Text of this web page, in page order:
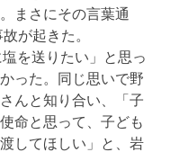
まさにその言葉通
が起きた。
を送りたい」と思っ
った。同じ思いで野
んと知り合い、「子
命と思って、子ども
してほしい」と、岩